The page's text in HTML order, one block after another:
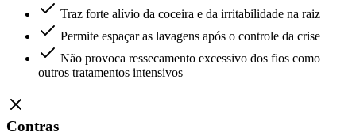
Traz forte alívio da coceira e da irritabilidade na raiz
Permite espaçar as lavagens após o controle da crise
Não provoca ressecamento excessivo dos fios como
outros tratamentos intensivos
Contras